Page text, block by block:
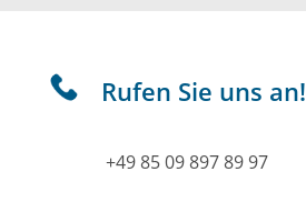
Rufen Sie uns an!
+49 85 09 897 89 97